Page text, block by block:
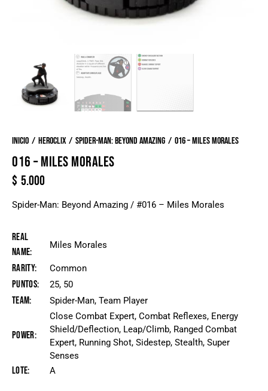
Inicio Heroclix Spider-Man: Beyond Amazing 016 – Miles Morales
016 – MILES MORALES
$ 5.000
Spider-Man: Beyond Amazing / #016 – Miles Morales
Real
Name
Miles Morales
Rarity Common
Puntos 25, 50
Team Spider-Man, Team Player
Power
Close Combat Expert, Combat Reflexes, Energy
Shield/Deflection, Leap/Climb, Ranged Combat
Expert, Running Shot, Sidestep, Stealth, Super
Senses
Lote A